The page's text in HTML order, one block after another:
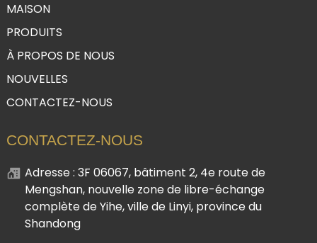
MAISON
PRODUITS
À PROPOS DE NOUS
NOUVELLES
CONTACTEZ-NOUS
CONTACTEZ-NOUS
Adresse : 3F 06067, bâtiment 2, 4e route de
Mengshan, nouvelle zone de libre-échange
complète de Yihe, ville de Linyi, province du
Shandong